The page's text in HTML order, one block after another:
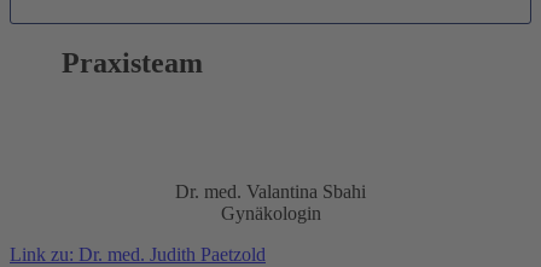
Praxisteam
Dr. med. Valantina Sbahi
Gynäkologin
Link zu: Dr. med. Judith Paetzold